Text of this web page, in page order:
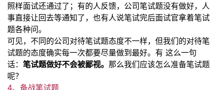
照样面试还通过了；有的人反馈，公司笔试题没有做好，人
事直接让回去等通知了，也有人说笔试完后面试官拿着笔试
题各种问。
可见，不同的公司对待笔试题态度不一样，但我们的对待笔
试题的态度确实每一次都要尽量做到最好。有 这么一句
话： 笔试题做好不会被鄙视。 那么我们应该怎么准备笔试题
呢？
4、备战笔试题